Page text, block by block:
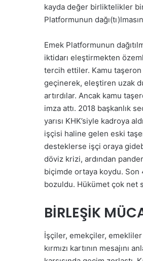
kayda değer birliktelikler
Platformunun
Emek Platformunun
iktidarı eleştirmekten
tercih ettiler. Kamu
geçinerek, eleştiren uzak
artırdılar. Ancak kamu
imza attı. 2018 başkanlık
yarısı KHK’siyle kadroya
işçisi haline gelen eski
desteklerse işçi oraya
döviz krizi, ardından
biçimde ortaya koydu. Son
bozuldu. Hükümet çok net
BİRLEŞİK
İşçiler, emekçiler,
kırmızı kartının mesajını